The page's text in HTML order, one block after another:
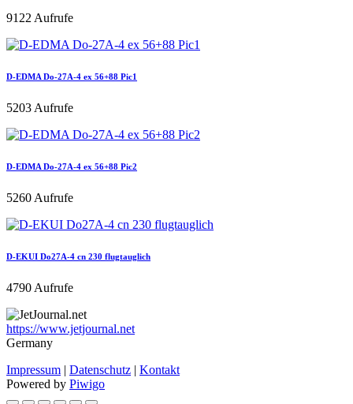
9122 Aufrufe
D-EDMA Do-27A-4 ex 56+88 Pic1
5203 Aufrufe
D-EDMA Do-27A-4 ex 56+88 Pic2
5260 Aufrufe
D-EKUI Do27A-4 cn 230 flugtauglich
4790 Aufrufe
https://www.jetjournal.net
Germany
Impressum | Datenschutz | Kontakt
Powered by Piwigo